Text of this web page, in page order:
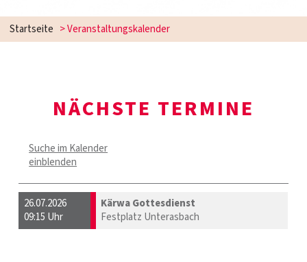
Startseite > Veranstaltungskalender
NÄCHSTE TERMINE
Suche im Kalender
einblenden
26.07.2026
09:15 Uhr
Kärwa Gottesdienst
Festplatz Unterasbach